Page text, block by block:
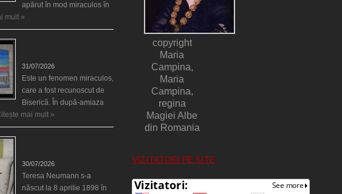
apărut în mod miraculos în
mult »
31/07/2026
Este un fenomen miraculos,
care a fost recunoscut de
Biserică. În după-amiaza
mai mult »
30/07/2026
Teresa Neumann s-a
născut la 8 aprilie 1898 în
copyright
Maria
Campina,
Maria
Campina,
regina
Magiei Albe
din Romania
VIZITATORI PE SITE